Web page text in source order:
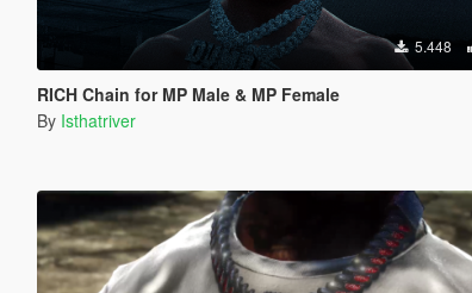
5.448
RICH Chain for MP Male & MP Female
By Isthatriver